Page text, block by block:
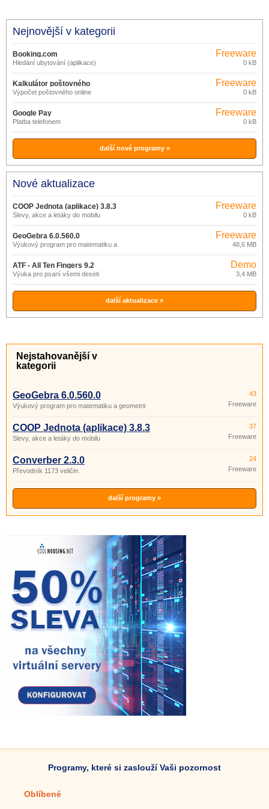
Nejnovější v kategorii
Booking.com
Hledání ubytování (aplikace)
Freeware
0 kB
Kalkulátor poštovného
Výpočet poštovného online
Freeware
0 kB
Google Pay
Platba telefonem
Freeware
0 kB
další nové programy »
Nové aktualizace
COOP Jednota (aplikace) 3.8.3
Slevy, akce a letáky do mobilu
Freeware
0 kB
GeoGebra 6.0.560.0
Výukový program pro matematiku a
Freeware
48,6 MB
ATF - All Ten Fingers 9.2
Výuka pro psaní všemi deseti
Demo
3,4 MB
další aktualizace »
Nejstahovanější v
kategorii
GeoGebra 6.0.560.0
Výukový program pro matematiku a geometrii
43
Freeware
COOP Jednota (aplikace) 3.8.3
Slevy, akce a letáky do mobilu
37
Freeware
Converber 2.3.0
Převodník 1173 veličin.
24
Freeware
další programy »
Programy, které si zaslouží Vaši pozornost
Oblíbené